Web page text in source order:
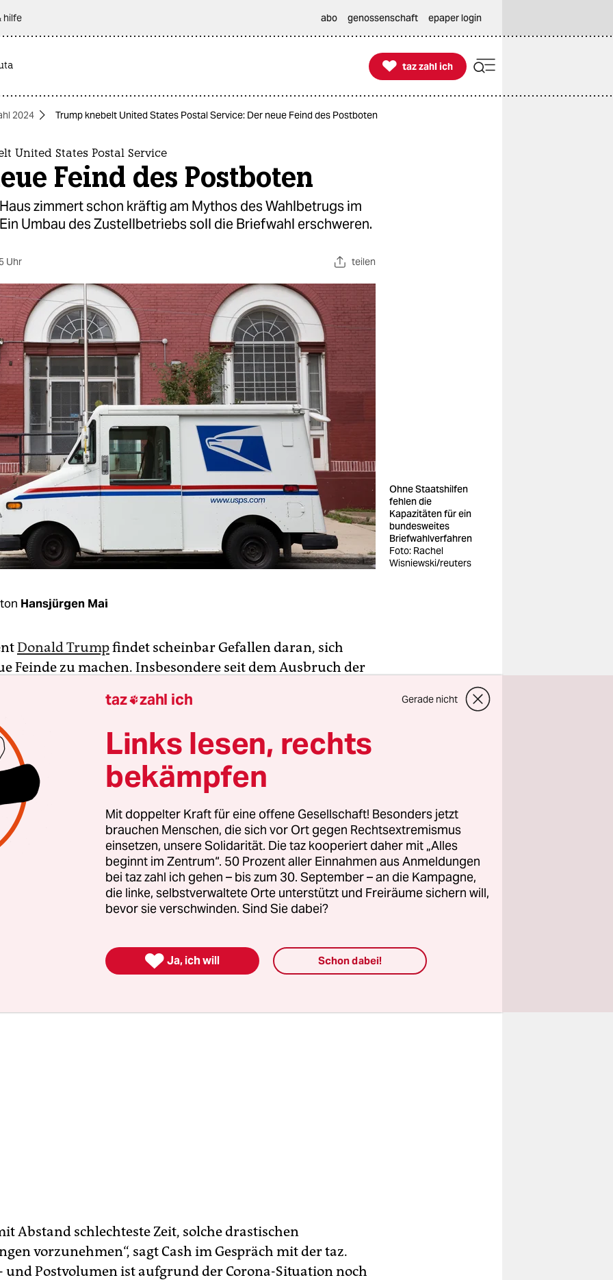
hilfe abo genossenschaft epaper login

taz zahl ich
taz zahl ich
2024 Trump knebelt United States Postal Service: Der neue Feind des Postboten
United States Postal Service
Feind des Postboten
zimmert schon kräftig am Mythos des Wahlbetrugs im
Umbau des Zustellbetriebs soll die Briefwahl erschweren.
Uhr teilen
Ohne Staatshilfen
fehlen die
Kapazitäten für ein
bundesweites
Briefwahlverfahren
Foto: Rachel
Wisniewski/reuters
Hansjürgen Mai
Donald Trumpfindet scheinbar Gefallen daran, sich
Feinde zu machen. Insbesondere seit dem Ausbruch der
Zuwachs erhalten. Und nun hat es der Präsident
einen Großteil der mehr als 600.000 Angestellten des
Postunternehmens (United States Postal Service, USPS)
beschlossene Regelungen, um effizienter zu
Kosten zu reduzieren, haben in den vergangenen
einen Aufschrei innerhalb der Belegschaft gesorgt. Laut
sind seit deren Einführung
von einigen Tagen bis hin zu Wochen keine
Lori Cash, die seit 22 Jahren für USPS tätig ist,
Abstand schlechteste Zeit, solche drastischen
vorzunehmen“, sagt Cash im Gespräch mit der taz.
und Postvolumen ist aufgrund der Corona-Situation noch
taz zahl ich Gerade nicht
Links lesen, rechts
bekämpfen
Mit doppelter Kraft für eine offene Gesellschaft! Besonders jetzt
brauchen Menschen, die sich vor Ort gegen Rechtsextremismus
einsetzen, unsere Solidarität. Die taz kooperiert daher mit „Alles
beginnt im Zentrum“. 50 Prozent aller Einnahmen aus Anmeldungen
bei taz zahl ich gehen – bis zum 30. September – an die Kampagne,
die linke, selbstverwaltete Orte unterstützt und Freiräume sichern will,
bevor sie verschwinden. Sind Sie dabei?
 Ja, ich will Schon dabei!